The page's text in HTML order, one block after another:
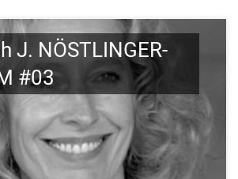
J. NÖSTLINGER-
#03